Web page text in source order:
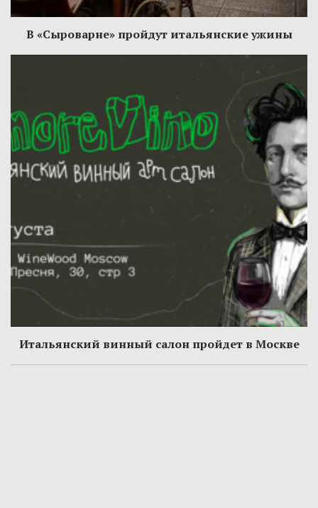
В «Сыроварне» пройдут итальянские ужины
Итальянский винный салон пройдет в Москве